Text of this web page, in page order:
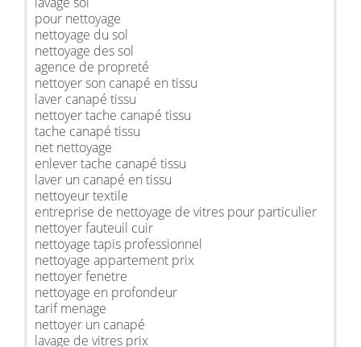
pour nettoyage
nettoyage du sol
nettoyage des sol
agence de propreté
nettoyer son canapé en tissu
laver canapé tissu
nettoyer tache canapé tissu
tache canapé tissu
net nettoyage
enlever tache canapé tissu
laver un canapé en tissu
nettoyeur textile
entreprise de nettoyage de vitres pour particulier
nettoyer fauteuil cuir
nettoyage tapis professionnel
nettoyage appartement prix
nettoyer fenetre
nettoyage en profondeur
tarif menage
nettoyer un canapé
lavage de vitres prix